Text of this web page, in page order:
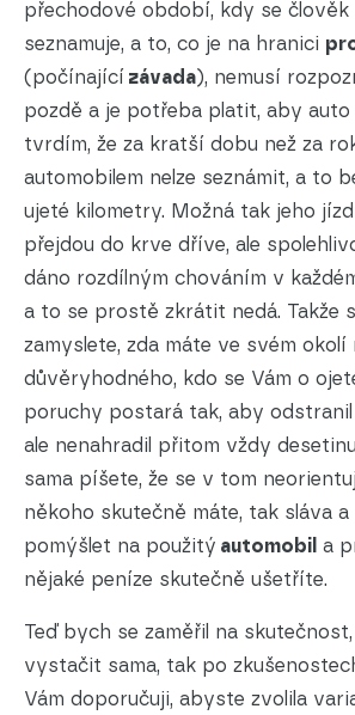
přechodové období, kdy se člověk
seznamuje, a to, co je na hranici
(počínající závada), nemusí
pozdě a je potřeba platit, aby auto
tvrdím, že za kratší dobu než za
automobilem nelze seznámit, a to
ujeté kilometry. Možná tak jeho
přejdou do krve dříve, ale
dáno rozdílným chováním v
a to se prostě zkrátit nedá. Takže
zamyslete, zda máte ve svém okolí
důvěryhodného, kdo se Vám o
poruchy postará tak, aby odstranil
ale nenahradil přitom vždy
sama píšete, že se v tom
někoho skutečně máte, tak sláva a
pomýšlet na použitý automobil a
nějaké peníze skutečně ušetříte.
Teď bych se zaměřil na
vystačit sama, tak po
Vám doporučuji, abyste zvolila